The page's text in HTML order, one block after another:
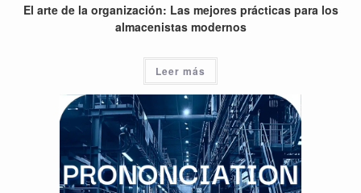
El arte de la organización: Las mejores prácticas para los
almacenistas modernos
Leer más